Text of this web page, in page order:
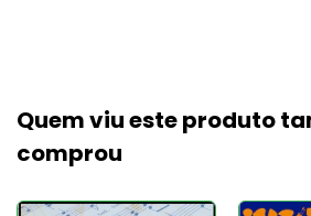
Quem viu este produto
comprou